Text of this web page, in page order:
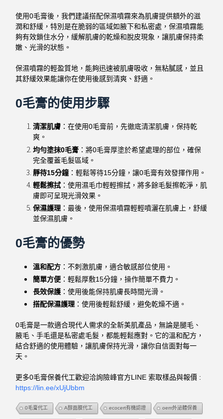
使用0毛膏後，我們建議搭配保濕噴霧來為肌膚提供額外的滋
潤和舒緩，特別是在脆弱的區域如腋下和私密處，保濕噴霧能
夠有效鎖住水分，緩解肌膚的乾燥和脫皮現象，讓肌膚保持柔
嫩、光滑的狀態。
保濕噴霧的輕盈質地，能夠迅速被肌膚吸收，無粘膩感，並且
其舒緩效果能讓你在使用後感到清爽、舒適。
0毛膏的使用步驟
清潔肌膚 ：在使用0毛膏前，先徹底清潔肌膚，保持乾
爽。
均勻塗抹0毛膏 ：將0毛膏厚塗於希望處理的部位，確保
完全覆蓋毛髮區域。
靜待15分鐘 ：輕鬆等待15分鐘，讓0毛膏有效發揮作用。
輕鬆擦拭 ：使用濕毛巾輕輕擦拭，將多餘毛髮擦乾淨，肌
膚即可呈現光滑效果。
保濕護理 ：最後，使用保濕噴霧輕輕噴灑在肌膚上，舒緩
並保濕肌膚。
0毛膏的優勢
溫和配方 ：不刺激肌膚，適合敏感部位使用。
簡單方便 ：輕鬆厚敷15分鐘，操作簡單不費力。
長效保護 ：使用後能保持肌膚長時間光滑。
搭配保濕護理 ：使用後輕鬆舒緩，避免乾燥不適。
0毛膏是一款適合現代人需求的全新美肌產品，無論是腿毛、
腋毛、手毛還是私密處毛髮，都能輕鬆應對。它的溫和配方，
結合舒適的使用體驗，讓肌膚保持光滑，讓你自信面對每一
天。
更多0毛膏保養代工歡迎洽詢險峰官方LINE 索取樣品與報價 :
https://lin.ee/xUjUbbm
0毛膏代工 A醇面膜代工 ecocert有機認證 oem外泌體保養